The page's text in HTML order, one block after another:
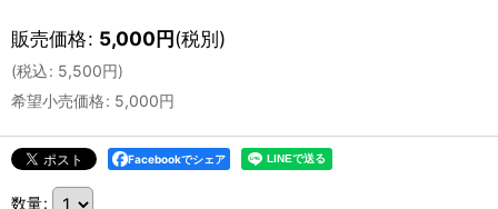
販売価格: 5,000円(税別)
(税込: 5,500円)
希望小売価格: 5,000円
Facebookでシェア
数量: